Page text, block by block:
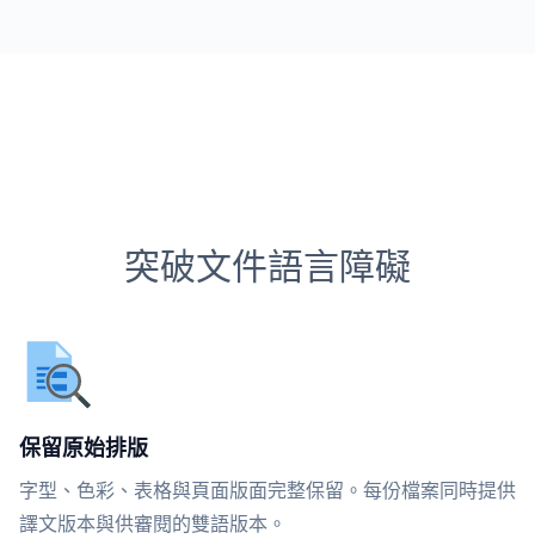
突破文件語言障礙
保留原始排版
字型、色彩、表格與頁面版面完整保留。每份檔案同時提供
譯文版本與供審閱的雙語版本。